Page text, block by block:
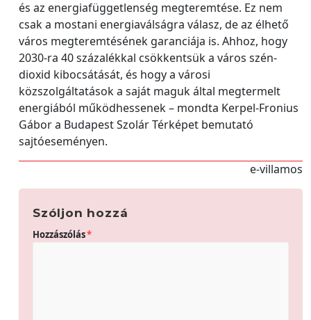
és az energiafüggetlenség megteremtése. Ez nem
csak a mostani energiaválságra válasz, de az élhető
város megteremtésének garanciája is. Ahhoz, hogy
2030-ra 40 százalékkal csökkentsük a város szén-
dioxid kibocsátását, és hogy a városi
közszolgáltatások a saját maguk által megtermelt
energiából működhessenek – mondta Kerpel-Fronius
Gábor a Budapest Szolár Térképet bemutató
sajtóeseményen.
e-villamos
Szóljon hozzá
Hozzászólás*